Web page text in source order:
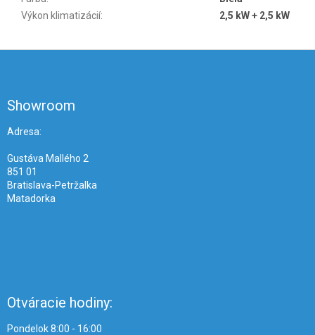
Výkon klimatizácií: 2,5 kW + 2,5 kW
Showroom
Adresa:
Gustáva Mallého 2
851 01
Bratislava-Petržalka
Matadorka
Otváracie hodiny:
Pondelok 8:00 - 16:00